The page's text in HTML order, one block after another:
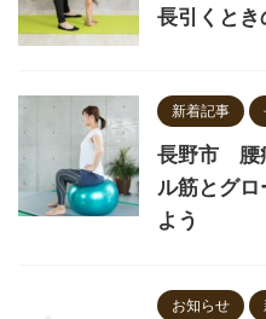
長引くとき
新着記事
長野市 腰
ル筋とグ
よう
お知らせ